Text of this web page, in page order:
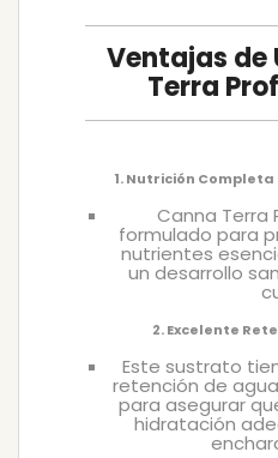
Ventajas de
Terra
1. Nutrición
Canna Terra
formulado para
nutrientes
un desarrollo
2. Excelente
Este sustrato
retención de
para asegurar
hidratación